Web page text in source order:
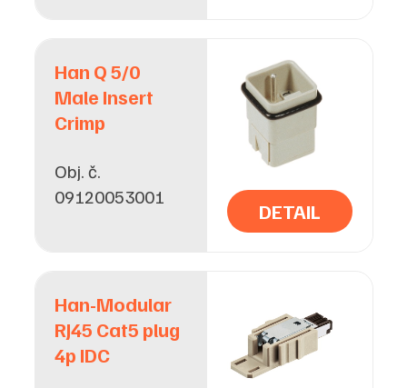
Han Q 5/0
Male Insert
Crimp
Obj. č.
09120053001
DETAIL
Han-Modular
RJ45 Cat5 plug
4p IDC